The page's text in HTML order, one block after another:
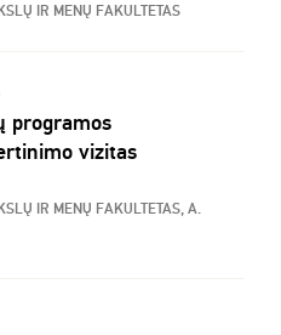
IR MENŲ FAKULTETAS
programos
vizitas
IR MENŲ FAKULTETAS, A.